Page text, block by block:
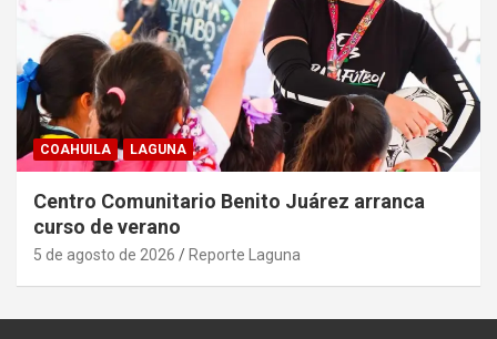
COAHUILA LAGUNA
Centro Comunitario Benito Juárez arranca
curso de verano
5 de agosto de 2026 Reporte Laguna